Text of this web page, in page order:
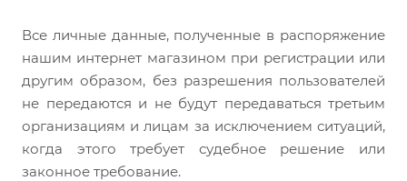
Все личные данные, полученные в распоряжение
нашим интернет магазином при регистрации или
другим образом, без разрешения пользователей
не передаются и не будут передаваться третьим
организациям и лицам за исключением ситуаций,
когда этого требует судебное решение или
законное требование.